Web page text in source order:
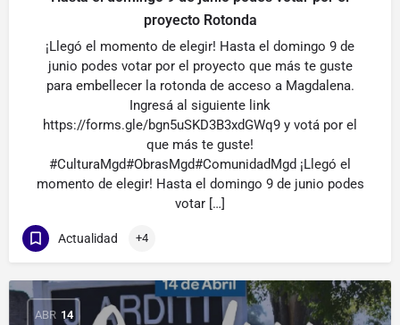
proyecto Rotonda
¡Llegó el momento de elegir! Hasta el domingo 9 de
junio podes votar por el proyecto que más te guste
para embellecer la rotonda de acceso a Magdalena.
Ingresá al siguiente link
https://forms.gle/bgn5uSKD3B3xdGWq9 y votá por el
que más te guste!
#CulturaMgd#ObrasMgd#ComunidadMgd ¡Llegó el
momento de elegir! Hasta el domingo 9 de junio podes
votar […]
Actualidad +4
ABR 14